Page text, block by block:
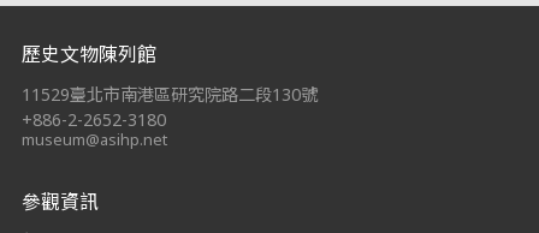
:::
歷史文物陳列館
11529臺北市南港區研究院路二段130號
+886-2-2652-3180
museum@asihp.net
參觀資訊